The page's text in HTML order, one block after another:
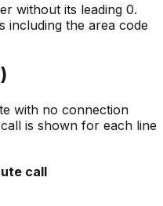
without its leading 0.
including the area code
)
with no connection
is shown for each line
call